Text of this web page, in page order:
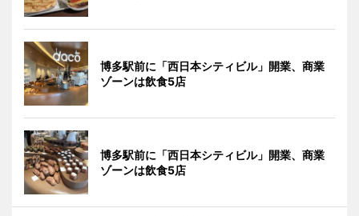
博多駅前に「西日本シティビル」開業、商業
ゾーンは飲食5店
博多駅前に「西日本シティビル」開業、商業
ゾーンは飲食5店